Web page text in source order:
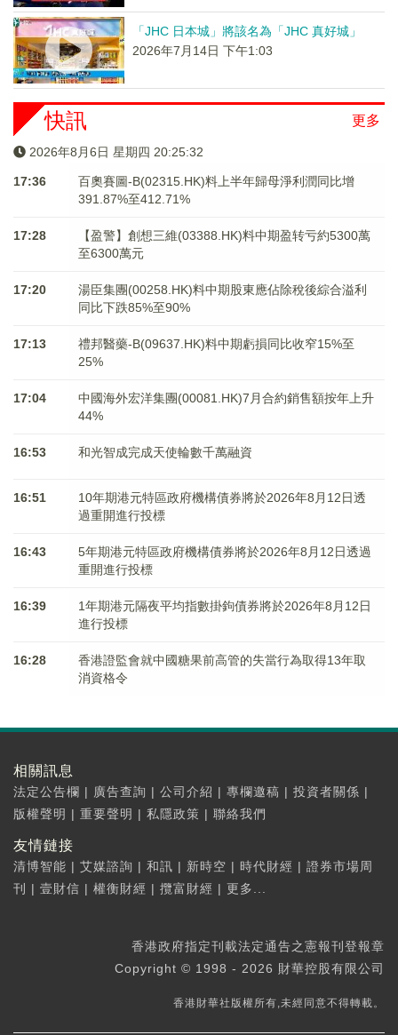
「JHC 日本城」將該名為「JHC 真好城」
2026年7月14日 下午1:03
更多
快訊
2026年8月6日 星期四 20:25:32
17:36
百奧賽圖-B(02315.HK)料上半年歸母淨利潤同比增
391.87%至412.71%
17:28
【盈警】創想三維(03388.HK)料中期盈转亏約5300萬
至6300萬元
17:20
湯臣集團(00258.HK)料中期股東應佔除稅後綜合溢利
同比下跌85%至90%
17:13
禮邦醫藥-B(09637.HK)料中期虧損同比收窄15%至
25%
17:04
中國海外宏洋集團(00081.HK)7月合約銷售額按年上升
44%
16:53 和光智成完成天使輪數千萬融資
16:51
10年期港元特區政府機構債券將於2026年8月12日透
過重開進行投標
16:43
5年期港元特區政府機構債券將於2026年8月12日透過
重開進行投標
16:39
1年期港元隔夜平均指數掛鉤債券將於2026年8月12日
進行投標
16:28
香港證監會就中國糖果前高管的失當行為取得13年取
消資格令
相關訊息
法定公告欄 | 廣告查詢 | 公司介紹 | 專欄邀稿 | 投資者關係 |
版權聲明 | 重要聲明 | 私隱政策 | 聯絡我們
友情鏈接
清博智能 | 艾媒諮詢 | 和訊 | 新時空 | 時代財經 | 證券市場周
刊
| 壹財信 | 權衡財經 | 攬富財經 | 更多...
香港政府指定刊載法定通告之憲報刊登報章
Copyright © 1998 - 2026 財華控股有限公司
香港財華社版權所有,未經同意不得轉載。